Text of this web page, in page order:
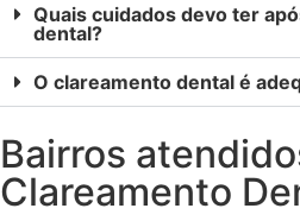
Quais cuidados devo ter
dental?
O clareamento dental é
Bairros
Clareamento